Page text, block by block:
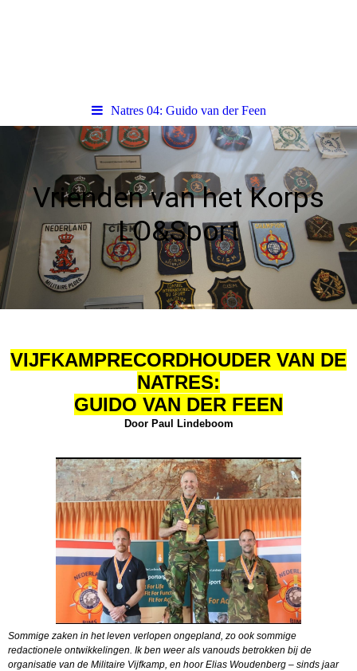
Natres 04: Guido van der Feen
Vrienden van het Korps
LO&Sport
VIJFKAMPRECORDHOUDER VAN DE
NATRES:
GUIDO VAN DER FEEN
Door Paul Lindeboom
Sommige zaken in het leven verlopen ongepland, zo ook sommige
redactionele ontwikkelingen. Ik ben weer als vanouds betrokken bij de
organisatie van de Militaire Vijfkamp, en hoor Elias Woudenberg – sinds jaar